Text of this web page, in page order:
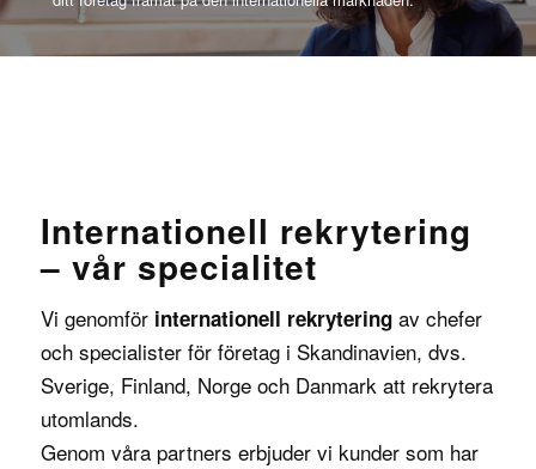
Internationell rekrytering
– vår specialitet
Vi genomför internationell rekryteringav chefer
och specialisterför företag i Skandinavien, dvs.
Sverige, Finland, Norge och Danmark att rekrytera
utomlands.
Genom våra partners erbjuder vi kunder som har